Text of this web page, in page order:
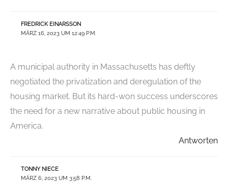
FREDRICK EINARSSON
MÄRZ 16, 2023 UM 12:49 P.M.
A municipal authority in Massachusetts has deftly
negotiated the privatization and deregulation of the
housing market. But its hard-won success underscores
the need for a new narrative about public housing in
America.
Antworten
TONNY NIECE
MÄRZ 6, 2023 UM 3:58 P.M.